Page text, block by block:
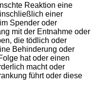
Reaktion eine
einer
Spender oder
mit der Entnahme oder
die tödlich oder
Behinderung oder
hat oder einen
macht oder
führt oder diese